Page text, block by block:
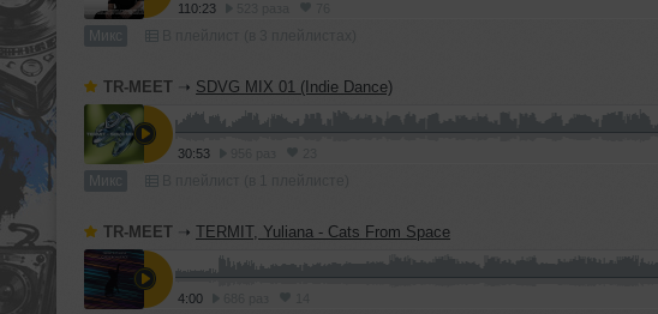
110:23
Микс
TR-MEET ➝ SDVG MIX 01 (Indie Dance)
30:53
Микс
TR-MEET ➝ TERMIT, Yuliana - Cats From Space
4:00